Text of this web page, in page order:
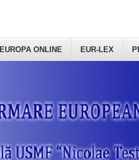
EUROPA ONLINE EUR-LEX